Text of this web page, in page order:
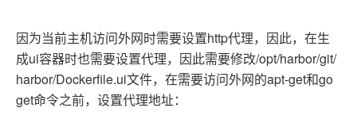
因为当前主机访问外网时需要设置http代理，因此，在生
成ui容器时也需要设置代理，因此需要修改/opt/harbor/git/
harbor/Dockerfile.ui文件，在需要访问外网的apt-get和go
get命令之前，设置代理地址：